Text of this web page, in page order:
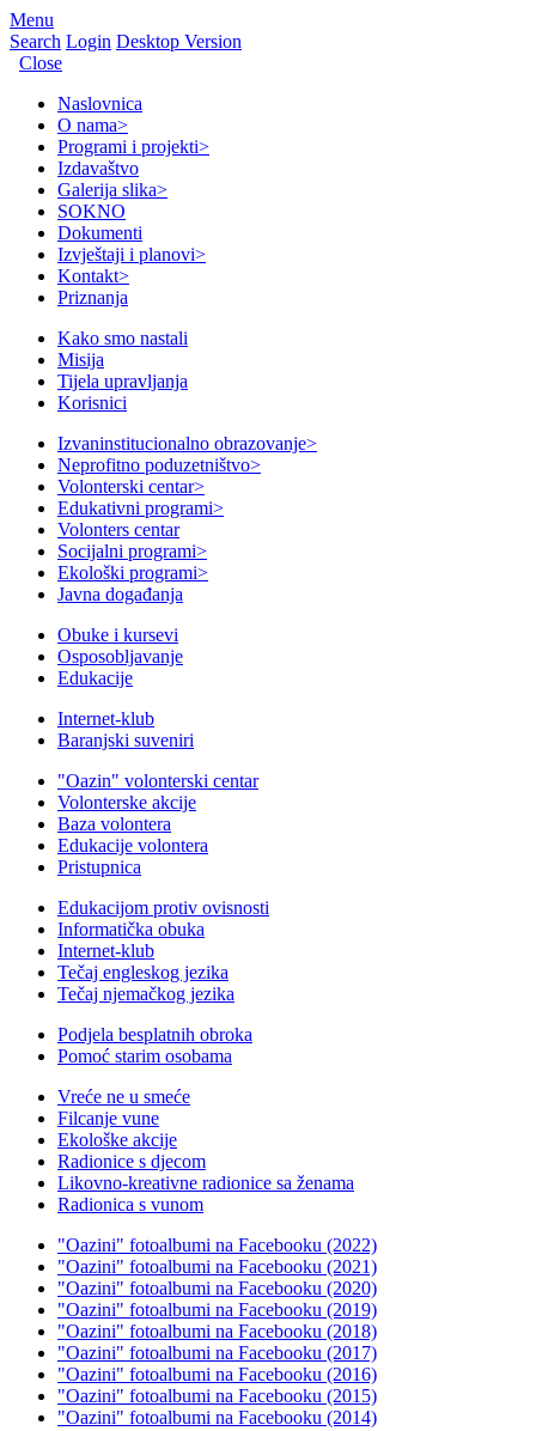
Menu
Search Login Desktop Version
Close
Naslovnica
O nama>
Programi i projekti>
Izdavaštvo
Galerija slika>
SOKNO
Dokumenti
Izvještaji i planovi>
Kontakt>
Priznanja
Kako smo nastali
Misija
Tijela upravljanja
Korisnici
Izvaninstitucionalno obrazovanje>
Neprofitno poduzetništvo>
Volonterski centar>
Edukativni programi>
Volonters centar
Socijalni programi>
Ekološki programi>
Javna događanja
Obuke i kursevi
Osposobljavanje
Edukacije
Internet-klub
Baranjski suveniri
"Oazin" volonterski centar
Volonterske akcije
Baza volontera
Edukacije volontera
Pristupnica
Edukacijom protiv ovisnosti
Informatička obuka
Internet-klub
Tečaj engleskog jezika
Tečaj njemačkog jezika
Podjela besplatnih obroka
Pomoć starim osobama
Vreće ne u smeće
Filcanje vune
Ekološke akcije
Radionice s djecom
Likovno-kreativne radionice sa ženama
Radionica s vunom
"Oazini" fotoalbumi na Facebooku (2022)
"Oazini" fotoalbumi na Facebooku (2021)
"Oazini" fotoalbumi na Facebooku (2020)
"Oazini" fotoalbumi na Facebooku (2019)
"Oazini" fotoalbumi na Facebooku (2018)
"Oazini" fotoalbumi na Facebooku (2017)
"Oazini" fotoalbumi na Facebooku (2016)
"Oazini" fotoalbumi na Facebooku (2015)
"Oazini" fotoalbumi na Facebooku (2014)